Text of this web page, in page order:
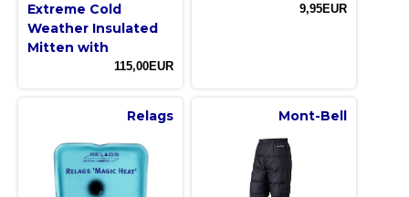
Extreme Cold
Weather Insulated
Mitten with
115,00EUR
9,95EUR
Relags Mont-Bell